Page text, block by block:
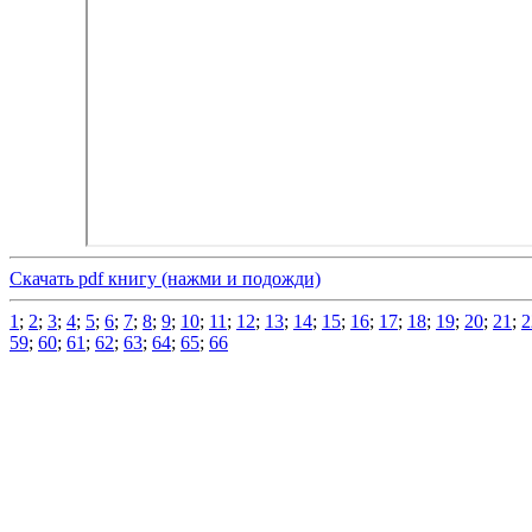
Скачать pdf книгу (нажми и подожди)
1 ; 2; 3; 4; 5; 6; 7; 8; 9; 10; 11 ; 12; 13; 14; 15; 16; 17; 18; 19; 20; 21 ;
59; 60; 61 ; 62; 63; 64; 65; 66